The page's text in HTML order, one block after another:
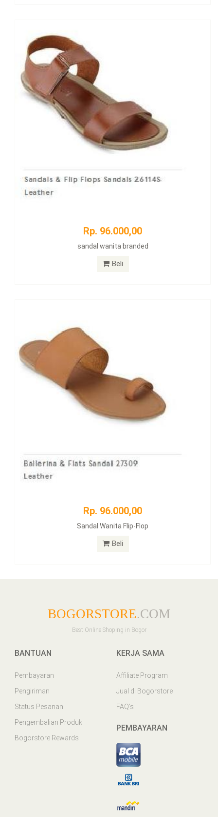
Rp. 96.000,00
sandal wanita branded
Beli
Rp. 96.000,00
Sandal Wanita Flip-Flop
Beli
BOGORSTORE.COM
Best Online Shoping in Bogor
BANTUAN
Pembayaran
Pengiriman
Status Pesanan
Pengembalian Produk
Bogorstore Rewards
KERJA SAMA
Affiliate Program
Jual di Bogorstore
FAQ’s
PEMBAYARAN